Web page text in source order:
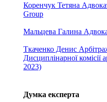
Коренчук Тетяна
Group
Мальцева Галина
Ткаченко Денис
Дисциплінарної
2023)
Думка експерта